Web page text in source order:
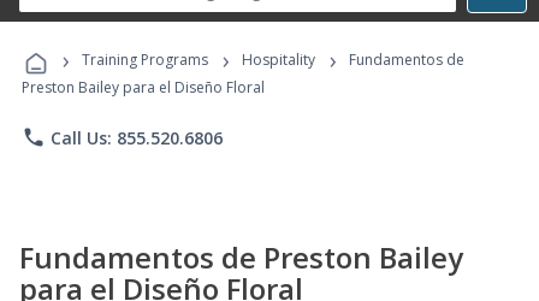
Career
Programs
› Training Programs › Hospitality ›
Fundamentos de
Preston Bailey para el Diseño Floral
phone Call Us: 855.520.6806
Fundamentos de Preston Bailey
para el Diseño Floral